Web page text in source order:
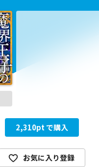
2,310pt で購入
お気に入り登録